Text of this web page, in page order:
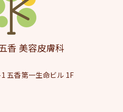
香 美容皮膚科
五香第一生命ビル 1F